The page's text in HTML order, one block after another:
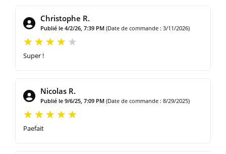
Christophe R.
Publié le 4/2/26, 7:39 PM (Date de commande : 3/11/2026)
Super !
Nicolas R.
Publié le 9/6/25, 7:09 PM (Date de commande : 8/29/2025)
Paefait